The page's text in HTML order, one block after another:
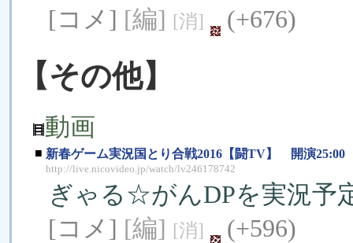
[コメ] [編] [消] (+676)
【その他】
動画
■ 新春ゲーム実況国とり合戦2016【闘TV】 開演25:00
http://live.nicovideo.jp/watch/lv246178742
ぎゃる☆がんDPを実況予
[コメ] [編] [消]
(+596)